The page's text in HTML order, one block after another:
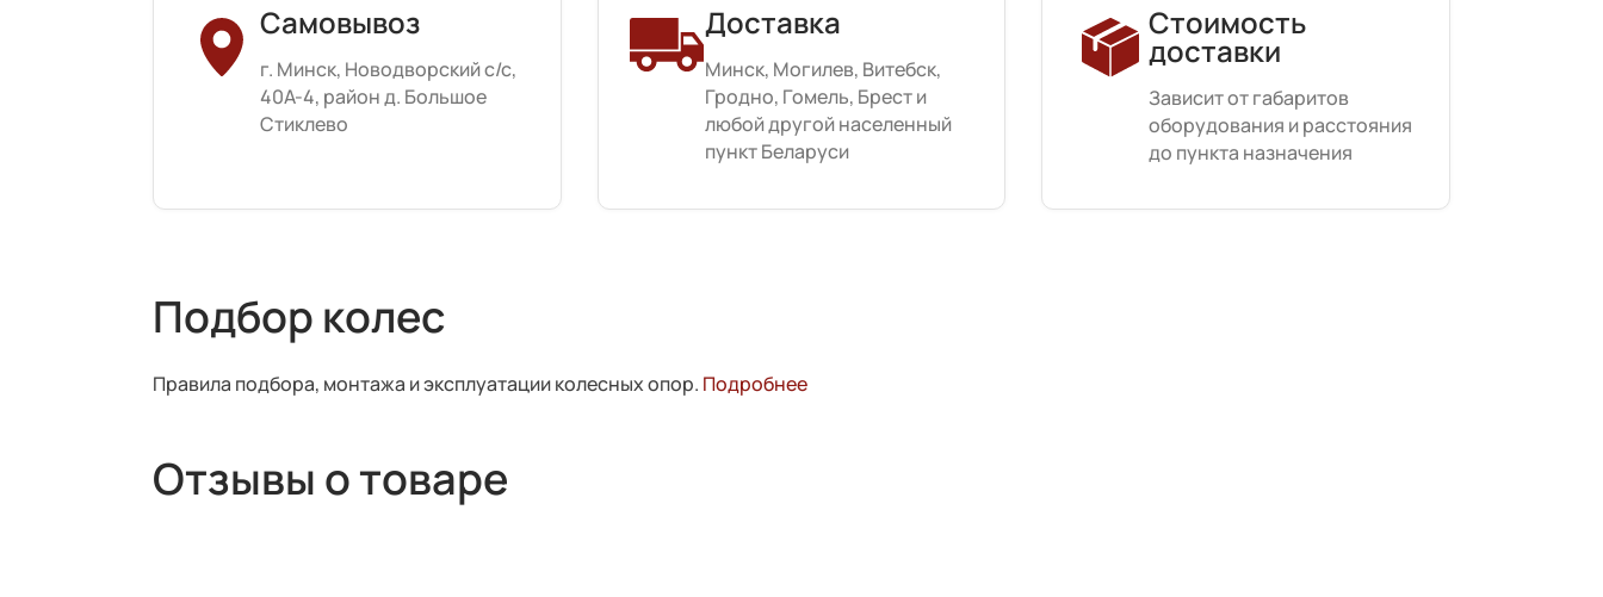
Самовывоз
г. Минск, Новодворский с/с,
40А-4, район д. Большое
Стиклево
Доставка
Минск, Могилев, Витебск,
Гродно, Гомель, Брест и
любой другой населенный
пункт Беларуси
Стоимость
доставки
Зависит от габаритов
оборудования и расстояния
до пункта назначения
Подбор колес
Правила подбора, монтажа и эксплуатации колесных опор. Подробнее
Отзывы о товаре